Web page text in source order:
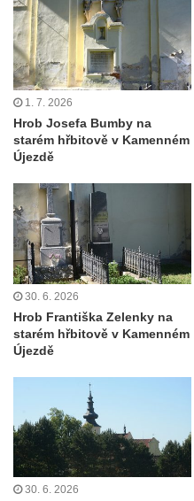
Šumburku nad Desnou –
Hrob rodiny
Šumburku nad Desnou –
Hrob Oskara Josefa
Starých Křečanech
Hrob Marie Jakschové na
Hrob Aloise Mohla na
Hrob Erharda Dittricha na
Velkém Šenově
Hrob Roberta Hitmana na
Velkém Šenově
Hrob rodiny Sochorových
Cítolibech
Cítolibech
Hrob Václava
Cítolibech
Hrob Josefa Sladkovského
na hřbitově v Cítolibech
1. 7. 2026
Hrob Josefa Bumby na
starém hřbitově v Kamenném
Újezdě
30. 6. 2026
Hrob Františka Zelenky na
starém hřbitově v Kamenném
Újezdě
30. 6. 2026